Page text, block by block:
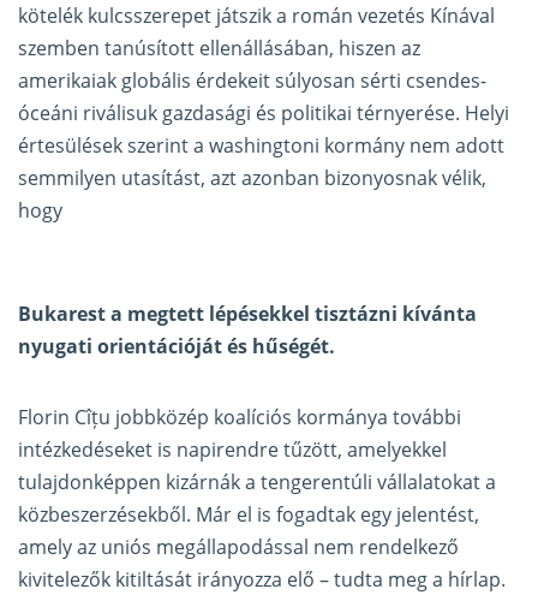
kötelék kulcsszerepet játszik a román vezetés Kínával
szemben tanúsított ellenállásában, hiszen az
amerikaiak globális érdekeit súlyosan sérti csendes-
óceáni riválisuk gazdasági és politikai térnyerése. Helyi
értesülések szerint a washingtoni kormány nem adott
semmilyen utasítást, azt azonban bizonyosnak vélik,
hogy
Bukarest a megtett lépésekkel tisztázni kívánta
nyugati orientációját és hűségét.
Florin Cîțu jobbközép koalíciós kormánya további
intézkedéseket is napirendre tűzött, amelyekkel
tulajdonképpen kizárnák a tengerentúli vállalatokat a
közbeszerzésekből. Már el is fogadtak egy jelentést,
amely az uniós megállapodással nem rendelkező
kivitelezők kitiltását irányozza elő – tudta meg a hírlap.